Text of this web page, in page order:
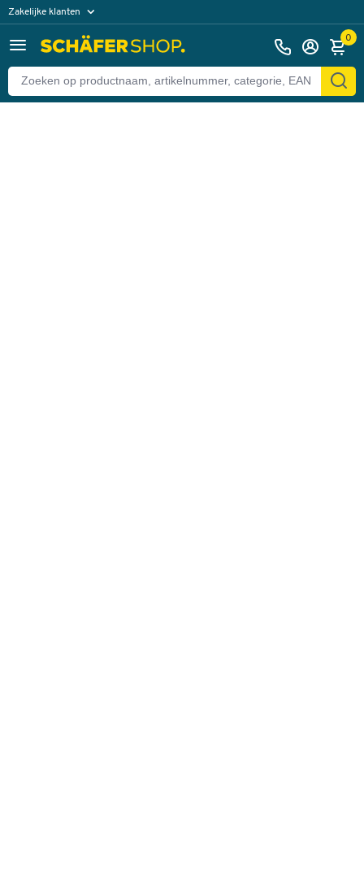
Zakelijke klanten
Particuliere klanten 0
Terug